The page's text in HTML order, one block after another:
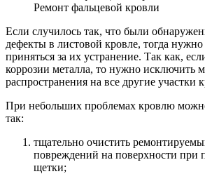
Ремонт фальцевой кровли
Если случилось так, что были
дефекты в листовой кровле, тогда
приняться за их устранение. Так как,
коррозии металла, то нужно исключить
распространения на все другие участки
При небольших проблемах кровлю
так:
тщательно очистить
повреждений на поверхности при
щетки;